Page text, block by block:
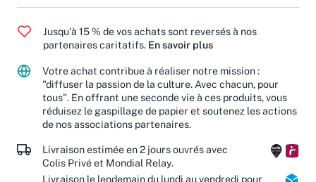
Jusqu'à 15 % de vos achats sont reversés à nos
partenaires caritatifs.
En savoir plus
Votre achat contribue à réaliser notre mission :
"diffuser la passion de la culture. Avec chacun, pour
tous". En offrant une seconde vie à ces produits, vous
réduisez le gaspillage de papier et soutenez les actions
de nos associations partenaires.
Livraison estimée en 2 jours ouvrés avec
Colis Privé et Mondial Relay.